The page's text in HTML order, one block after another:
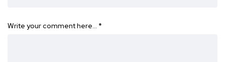
Write your comment here… *